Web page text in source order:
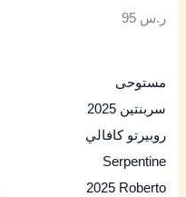
ر.س 95
مستوحى
سربنتين 2025
روبيرتو كافالي
Serpentine
2025 Roberto